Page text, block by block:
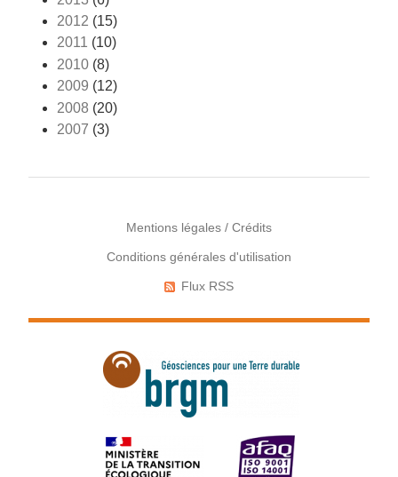
2012 (15)
2011 (10)
2010 (8)
2009 (12)
2008 (20)
2007 (3)
de
Mentions légales / Crédits
Conditions générales d'utilisation
Flux RSS